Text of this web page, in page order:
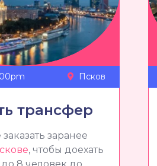
Псков
трансфер
заранее
, чтобы доехать
8 человек до